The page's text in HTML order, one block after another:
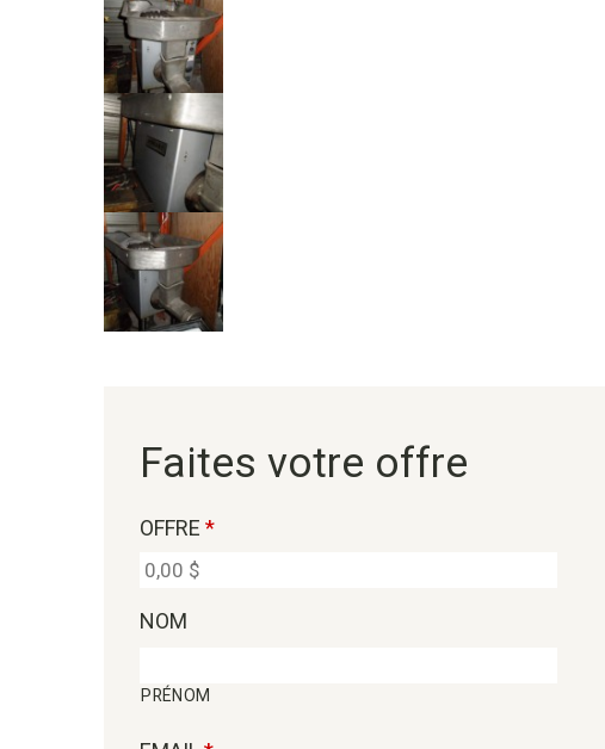
Faites votre offre
OFFRE *
NOM
PRÉNOM